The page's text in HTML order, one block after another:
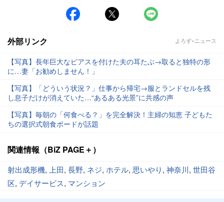
外部リンク よろず~ニュース
【写真】長年巨大なピアスを付けた夫の耳たぶ→取ると独特の形
に…妻「お勧めしません！」
【写真】「どういう状況？」仕事から帰宅→服とランドセルを残
し息子だけが消えていた…“あるある光景”に共感の声
【写真】毎朝の「何食べる？」を完全解決！主婦の知恵 子どもた
ちの選択式朝食ボードが話題
関連情報（BiZ PAGE＋）
射出成形機, 上田, 長野, ネジ, ホテル, 思いやり, 神奈川, 世田谷
区, デイサービス, マンション